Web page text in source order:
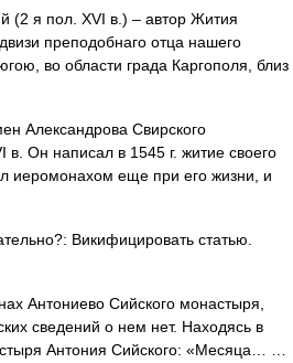
(2 я пол. XVI в.) – автор Жития
преподобнаго отца нашего
во области града Каргополя, близ
Aлександрова Свирского
Он написал в 1545 г. житие своего
иеромонахом еще при его жизни, и
Викифицировать статью.
Антониево Сийского монастыря,
сведений о нем нет. Находясь в
Антония Сийского: «Месяца… …